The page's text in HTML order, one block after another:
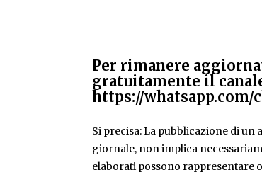
Per rimanere
gratuitamente il
https://whatsapp.com/
Si precisa: La pubblicazione di
giornale, non implica
elaborati possono